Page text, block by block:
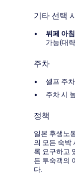
기타 선택
뷔페 아
가능(대
주차
셀프 주
주차 시
정책
일본 후생노
의 모든 숙박
록 요구하고
든 투숙객의
다.